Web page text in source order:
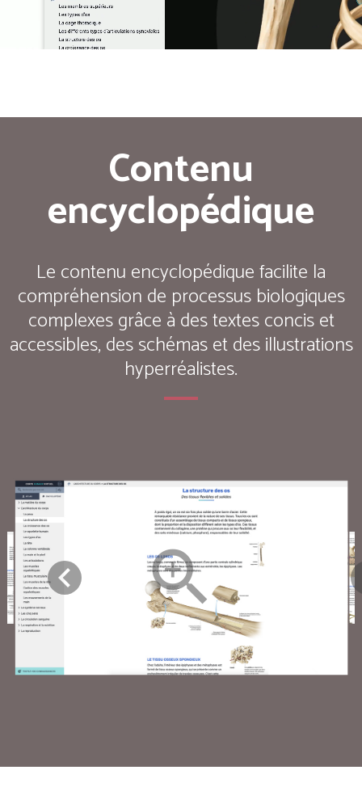
Contenu
encyclopédique
Le contenu encyclopédique facilite la
compréhension de processus biologiques
complexes grâce à des textes concis et
accessibles, des schémas et des illustrations
hyperréalistes.